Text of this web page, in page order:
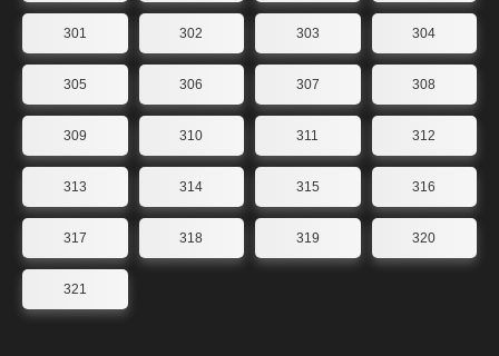
301 302 303 304
305 306 307 308
309 310 311 312
313 314 315 316
317 318 319 320
321